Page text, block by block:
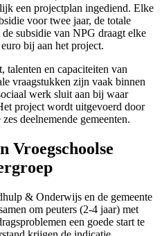
een projectplan ingediend. Elke
voor twee jaar, de totale
subsidie van NPG draagt elke
bij aan het project.
talenten en capaciteiten van
vraagstukken zijn vaak binnen
werk sluit aan bij waar
project wordt uitgevoerd door
deelnemende gemeenten.
Vroegschoolse
& Onderwijs en de gemeente
om peuters (2-4 jaar) met
een goede start te